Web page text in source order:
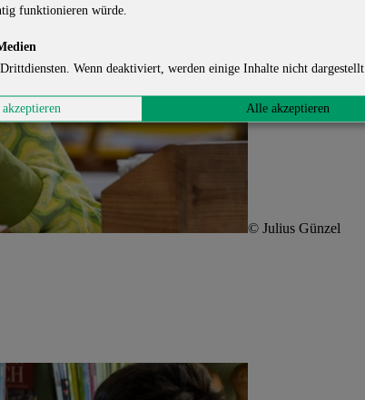
© Julius Günzel
funktionieren würde.
Wenn deaktiviert, werden einige Inhalte nicht dargestellt.
Alle akzeptieren